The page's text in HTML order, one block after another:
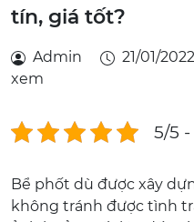
tín, giá tốt?
Admin 21/01/2022
xem
5/5
Bể phốt dù được xây
không tránh được tình